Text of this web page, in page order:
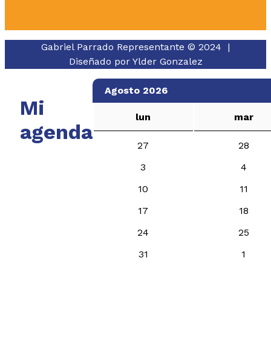
Gabriel Parrado Representante © 2024 |
Diseñado por Ylder Gonzalez
Mi
agenda
Agosto 2026
lun mar
27
28
3
4
10
11
17
18
24
25
31
1